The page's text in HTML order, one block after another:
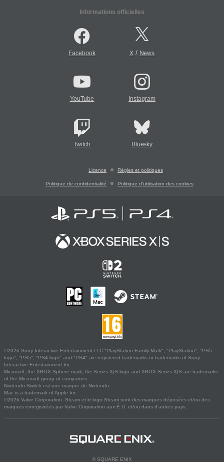
Informations officielles
Facebook X/ News
YouTube Instagram
Twitch Bluesky
Licence Règles et politiques
Politique de confidentialité Politique d'utilisation des cookies
©2026 Sony Interactive Entertainment LLC."PlayStation Family Mark", "PlayStation", "PS5
logo", "PS5", "PS4 logo" and "PS4" are registered trademarks or trademarks of Sony
Interactive Entertainment Inc.
Microsoft, the XBOX Sphere mark, the Series X|S logo and XBOX Series X|S are trademarks
of the Microsoft group of companies.
Nintendo Switch est une marque de Nintendo.
Mac is a trademark of Apple Inc.
©2026 Valve Corporation. Steam et le logo Steam sont des marques déposées et/ou des
marques enregistrées par Valve Corporation aux É.U. et/ou dans d'autres pays.
© SQUARE ENIX